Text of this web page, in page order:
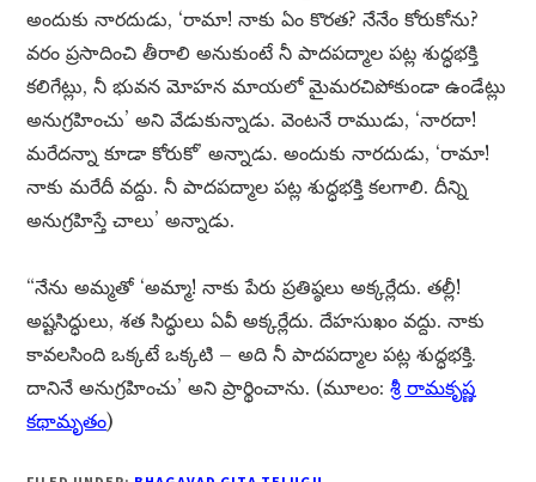
అందుకు నారదుడు, ‘రామా! నాకు ఏం కొరత? నేనేం కోరుకోను?
వరం ప్రసాదించి తీరాలి అనుకుంటే నీ పాదపద్మాల పట్ల శుద్ధభక్తి
కలిగేట్లు, నీ భువన మోహన మాయలో మైమరచిపోకుండా ఉండేట్లు
అనుగ్రహించు’ అని వేడుకున్నాడు. వెంటనే రాముడు, ‘నారదా!
మరేదన్నా కూడా కోరుకో’ అన్నాడు. అందుకు నారదుడు, ‘రామా!
నాకు మరేదీ వద్దు. నీ పాదపద్మాల పట్ల శుద్ధభక్తి కలగాలి. దీన్ని
అనుగ్రహిస్తే చాలు’ అన్నాడు.
“నేను అమ్మతో ‘అమ్మా! నాకు పేరు ప్రతిష్ఠలు అక్కర్లేదు. తల్లీ!
అష్టసిద్ధులు, శత సిద్ధులు ఏవీ అక్కర్లేదు. దేహసుఖం వద్దు. నాకు
కావలసింది ఒక్కటే ఒక్కటి – అది నీ పాదపద్మాల పట్ల శుద్ధభక్తి.
దానినే అనుగ్రహించు’ అని ప్రార్థించాను. (మూలం:శ్రీ రామకృష్ణ
కథామృతం)